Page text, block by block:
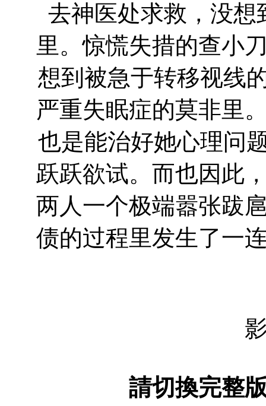
去神医处求救，没
里。惊慌失措的查小
想到被急于转移视线
严重失眠症的莫非里
也是能治好她心理问
跃跃欲试。而也因此
两人一个极端嚣张跋
债的过程里发生了一
請切換完整